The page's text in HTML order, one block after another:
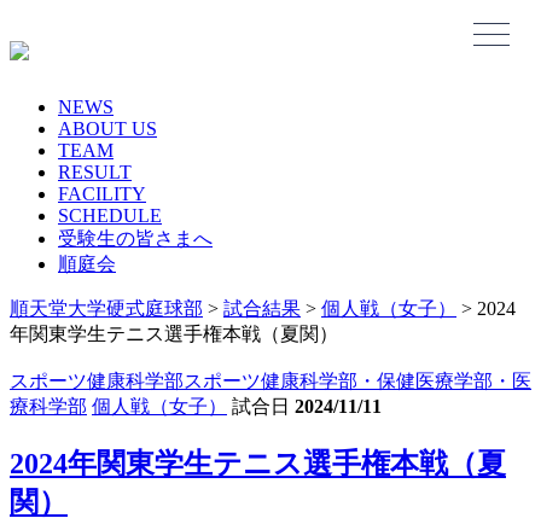
to
NEWS
ABOUT US
TEAM
RESULT
FACILITY
SCHEDULE
受験生の皆さまへ
順庭会
順天堂大学硬式庭球部 > 試合結果 > 個人戦（女子） > 2024
年関東学生テニス選手権本戦（夏関）
スポーツ健康科学部スポーツ健康科学部・保健医療学部・医
療科学部 個人戦（女子） 試合日 2024/11/11
2024年関東学生テニス選手権本戦（夏
関）